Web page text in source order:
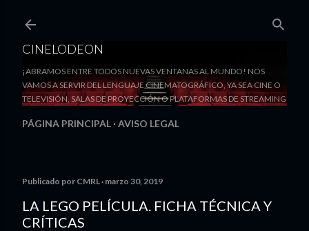
CINELODEON
¡ABRAMOS ENTRE TODOS NUEVAS VENTANAS AL MUNDO! NOS
VAMOS A SERVIR DEL LENGUAJE CINEMATOGRÁFICO, YA SEA CINE O
TELEVISIÓN, SALAS DE PROYECCIÓN O PLATAFORMAS DE STREAMING
PÁGINA PRINCIPAL AVISO LEGAL
Publicado por CMRL marzo 30, 2019
LA LEGO PELÍCULA. FICHA TÉCNICA Y
CRÍTICAS